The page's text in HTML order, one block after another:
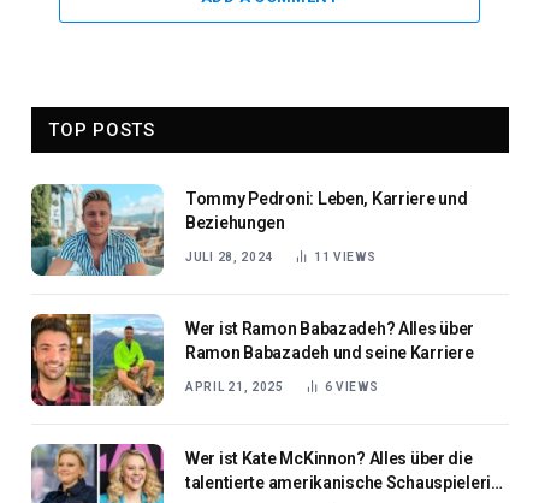
TOP POSTS
Tommy Pedroni: Leben, Karriere und
Beziehungen
JULI 28, 2024 11 VIEWS
Wer ist Ramon Babazadeh? Alles über
Ramon Babazadeh und seine Karriere
APRIL 21, 2025 6 VIEWS
Wer ist Kate McKinnon? Alles über die
talentierte amerikanische Schauspielerin